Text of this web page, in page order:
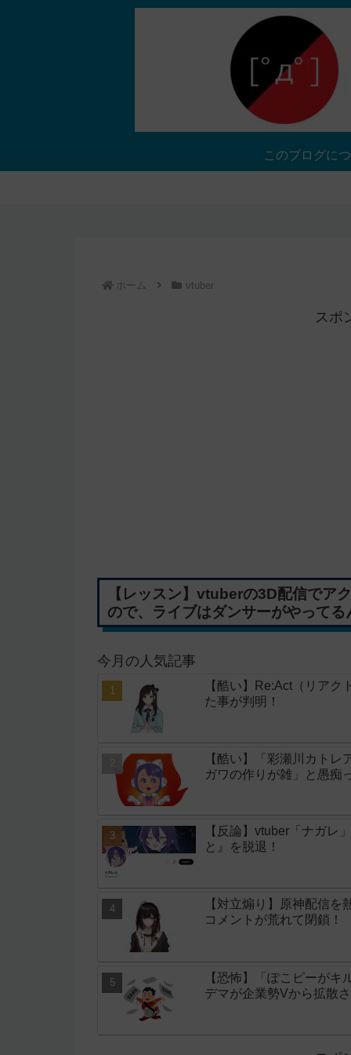
このブログに
ホーム vtuber
スポ
【レッスン】vtuberの3D配信でア
ので、ライブはダンサーがやって
今月の人気記事
【酷い】Re:Act（リア
た事が判明！
【酷い】「彩瀬川カト
ガワの作りが雑」と愚痴
【反論】vtuber「ナガレ
と』を脱退！
【対立煽り】原神配信
コメントが荒れて閉鎖！
【恐怖】「ぽこピーが
デマが企業勢Vから拡散